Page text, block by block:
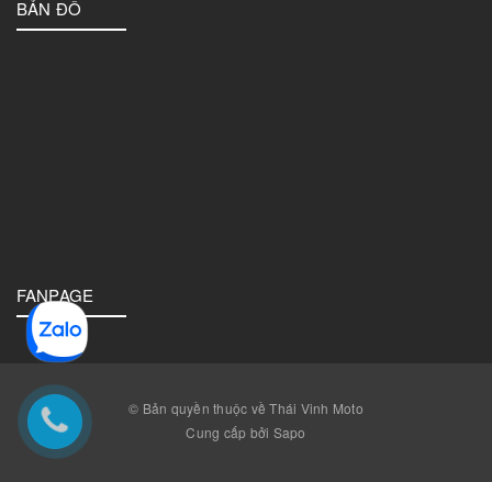
BẢN ĐỒ
FANPAGE
© Bản quyền thuộc về Thái Vinh Moto
Cung cấp bởi Sapo